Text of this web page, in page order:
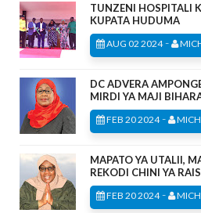
TUNZENI HOSPITALI
KUPATA HUDUMA
AUG 02 2024-
DC ADVERA
MIRDI YA MAJI
FEB 20 2024-
MAPATO YA UTALII,
REKODI CHINI YA
FEB 20 2024-